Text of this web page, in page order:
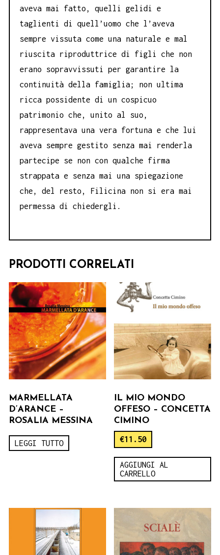
aveva mai fatto, quelli gelidi e
taglienti di quell’uomo che l’aveva
sempre vissuta come una naturale e mal
riuscita riproduttrice di figli che non
erano sopravvissuti per garantire la
continuità della famiglia; non ultima
ricca possidente di un cospicuo
patrimonio che, unito al suo,
rappresentava una vera fortuna e che lui
aveva sempre gestito senza mai renderla
partecipe se non con qualche firma
strappata e senza mai una spiegazione
che, del resto, Filicina non si era mai
permessa di chiedergli.
PRODOTTI CORRELATI
MARMELLATA
D’ARANCE –
ROSALIA MESSINA
LEGGI TUTTO
IL MIO MONDO
OFFESO – CONCETTA
CIMINO
€11.50
AGGIUNGI AL
CARRELLO